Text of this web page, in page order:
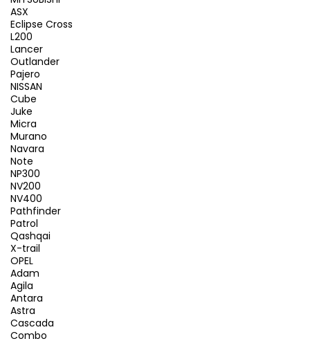
ASX
Eclipse Cross
L200
Lancer
Outlander
Pajero
NISSAN
Cube
Juke
Micra
Murano
Navara
Note
NP300
NV200
NV400
Pathfinder
Patrol
Qashqai
X-trail
OPEL
Adam
Agila
Antara
Astra
Cascada
Combo